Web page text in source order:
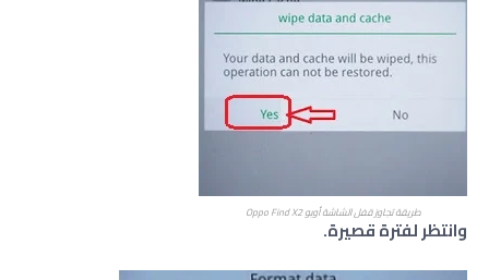
طريقة تجاوز قفل الشاشة أوبو Oppo Find X2
وانتظر لفترة قصيرة.